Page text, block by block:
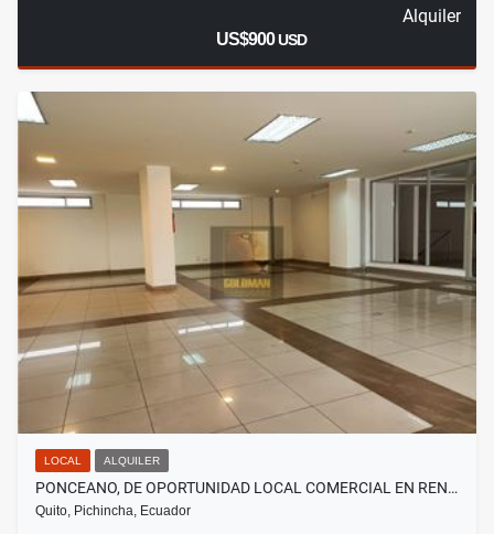
Alquiler
US$900USD
LOCAL ALQUILER
PONCEANO, DE OPORTUNIDAD LOCAL COMERCIAL EN REN…
Quito, Pichincha, Ecuador